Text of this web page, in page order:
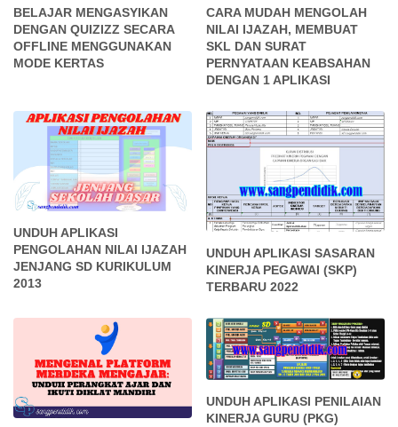
BELAJAR MENGASYIKAN
DENGAN QUIZIZZ SECARA
OFFLINE MENGGUNAKAN
MODE KERTAS
CARA MUDAH MENGOLAH
NILAI IJAZAH, MEMBUAT
SKL DAN SURAT
PERNYATAAN KEABSAHAN
DENGAN 1 APLIKASI
UNDUH APLIKASI
PENGOLAHAN NILAI IJAZAH
JENJANG SD KURIKULUM
2013
UNDUH APLIKASI SASARAN
KINERJA PEGAWAI (SKP)
TERBARU 2022
UNDUH APLIKASI PENILAIAN
KINERJA GURU (PKG)